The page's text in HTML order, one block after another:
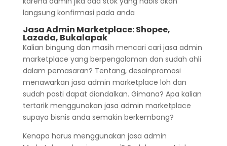
langsung konfirmasi pada anda
Jasa Admin Marketplace: Shopee,
Lazada, Bukalapak
Kalian bingung dan masih mencari cari jasa admin
marketplace yang berpengalaman dan sudah ahli
dalam pemasaran? Tentang, desainpromosi
menawarkan jasa admin marketplace loh dan
sudah pasti dapat diandalkan. Gimana? Apa kalian
tertarik menggunakan jasa admin marketplace
supaya bisnis anda semakin berkembang?
Kenapa harus menggunakan jasa admin